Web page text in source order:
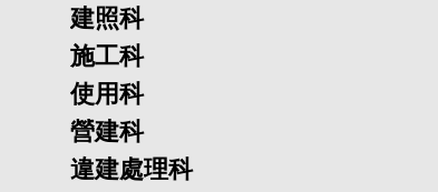
建照科
施工科
使用科
營建科
違建處理科